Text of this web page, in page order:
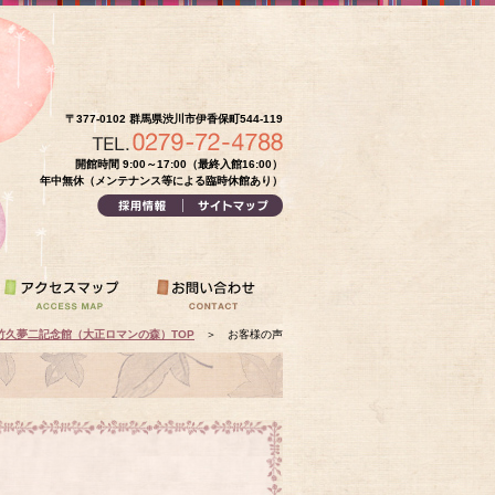
〒377-0102 群馬県渋川市伊香保町544-119
開館時間 9:00～17:00（最終入館16:00）
年中無休（メンテナンス等による臨時休館あり）
久夢二記念館（大正ロマンの森）TOP ＞ お客様の声